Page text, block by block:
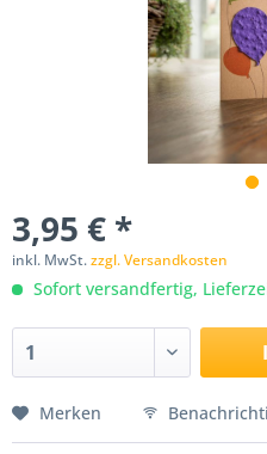
3,95 € *
inkl. MwSt.zzgl. Versandkosten
Sofort versandfertig,
Merken